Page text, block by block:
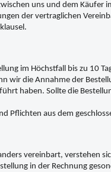
uns und dem Käufer
der vertraglichen
im Höchstfall bis zu 10
wir die Annahme der
haben. Sollte die
Pflichten aus dem
vereinbart, verstehen
in der Rechnung